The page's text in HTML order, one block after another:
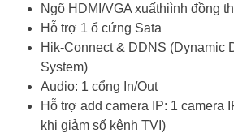
Ngõ HDMI/VGA xuấthiình đồng
Hỗ trợ 1 ổ cứng Sata
Hik-Connect & DDNS (Dynamic
System)
Audio: 1 cổng In/Out
Hỗ trợ add camera IP: 1 camera
khi giảm số kênh TVI)